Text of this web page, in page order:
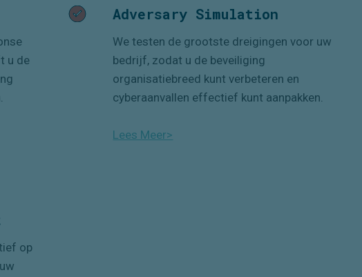
u de
Adversary Simulation
We testen de grootste dreigingen voor uw
bedrijf, zodat u de beveiliging
organisatiebreed kunt verbeteren en
cyberaanvallen effectief kunt aanpakken.
Lees Meer>
op
uw